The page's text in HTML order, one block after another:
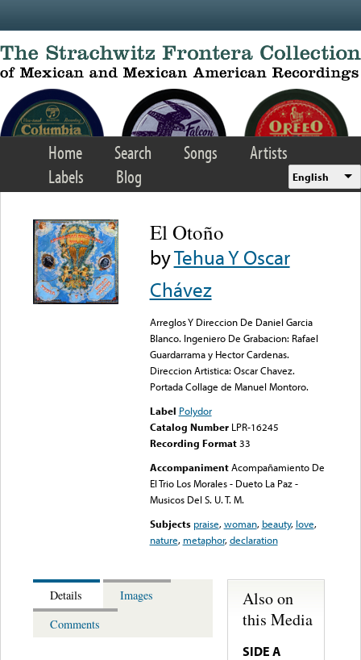
Home Search Songs
Artists
Labels
Blog English
El Otoño
byTehua Y Oscar
Chávez
Arreglos Y Direccion De Daniel Garcia
Blanco. Ingeniero De Grabacion: Rafael
Guardarrama y Hector Cardenas.
Direccion Artistica: Oscar Chavez.
Portada Collage de Manuel Montoro.
Label Polydor
Catalog Number LPR-16245
Recording Format33
Accompaniment Acompañamiento De
El Trio Los Morales - Dueto La Paz -
Musicos Del S. U. T. M.
Subjects praise,woman, beauty, love,
nature, metaphor,declaration
Details
Images
Comments
Also on
this Media
SIDE A